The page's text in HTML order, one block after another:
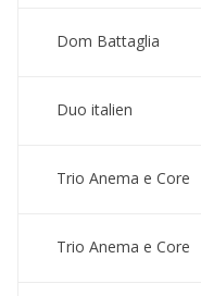
Dom Battaglia
Duo italien
Trio Anema e Core
Trio Anema e Core